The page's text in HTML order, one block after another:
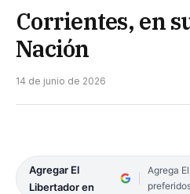
Corrientes, en
Nación
14 de junio de 2026
Agregar El
Libertador en
Agrega